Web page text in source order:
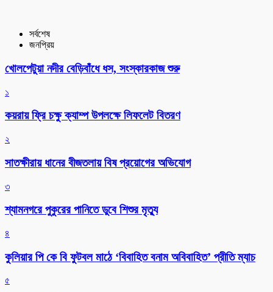
সর্বশেষ
জনপ্রিয়
খোলপেটুয়া নদীর বেড়িবাঁধে ধস, সংস্কারকাজ শুরু
১
কয়রায় ফ্রি চক্ষু ক্যাম্প উপলক্ষে লিফলেট বিতরণ
২
সাতক্ষীরায় ধানের বীজতলায় বিষ প্রয়োগের অভিযোগ
৩
শ্যামনগরে পুকুরের পানিতে ডুবে শিশুর মৃত্যু
৪
কুলিয়ার পি কে বি ফুটবল মাঠে ‘বিবাহিত বনাম অবিবাহিত’ প্রীতি ম্যাচ
৫